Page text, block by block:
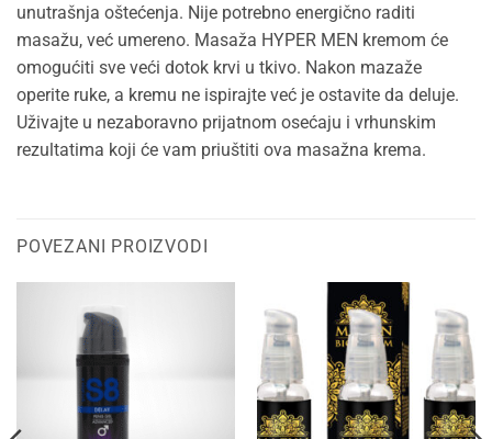
unutrašnja oštećenja. Nije potrebno energično raditi
masažu, već umereno. Masaža HYPER MEN kremom će
omogućiti sve veći dotok krvi u tkivo. Nakon mazaže
operite ruke, a kremu ne ispirajte već je ostavite da deluje.
Uživajte u nezaboravno prijatnom osećaju i vrhunskim
rezultatima koji će vam priuštiti ova masažna krema.
POVEZANI PROIZVODI